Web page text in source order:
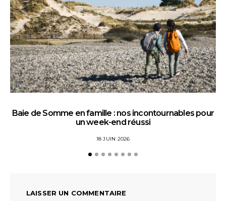
Baie de Somme en famille : nos incontournables pour
un week-end réussi
18 JUIN 2026
LAISSER UN COMMENTAIRE